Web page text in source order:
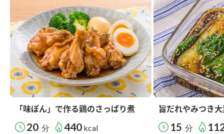
「味ぽん」で作る鶏のさっぱり煮
20 分 440 kcal
旨だれやみつき
15 分